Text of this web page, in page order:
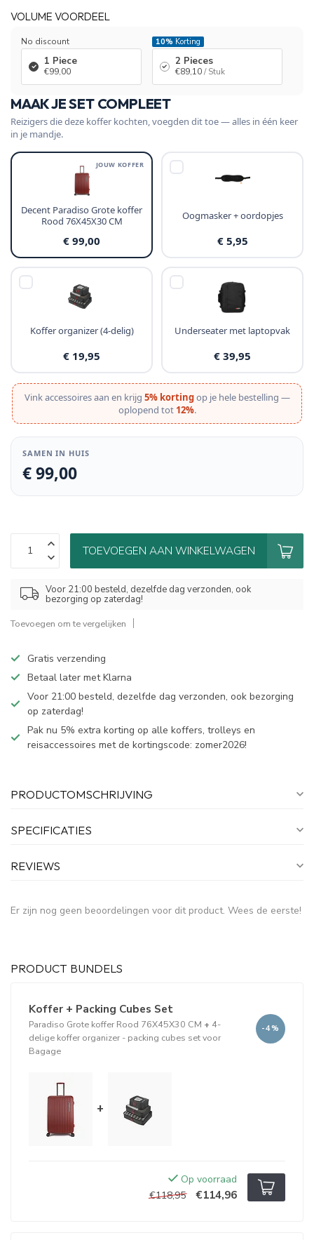
VOLUME VOORDEEL
No discount
1 Piece
€99,00
10% Korting
2 Pieces
€89,10 / Stuk
MAAK JE SET COMPLEET
Reizigers die deze koffer kochten, voegden dit toe — alles in één keer
in je mandje.
JOUW KOFFER
Decent Paradiso Grote koffer
Rood 76X45X30 CM
€ 99,00
Oogmasker + oordopjes
€ 5,95
Koffer organizer (4-delig)
€ 19,95
Underseater met laptopvak
€ 39,95
Vink accessoires aan en krijg 5% kortingop je hele bestelling —
oplopend tot 12%.
SAMEN IN HUIS
€ 99,00
TOEVOEGEN AAN WINKELWAGEN
Voor 21:00 besteld, dezelfde dag verzonden, ook
bezorging op zaterdag!
Toevoegen om te vergelijken
Gratis verzending
Betaal later met Klarna
Voor 21:00 besteld, dezelfde dag verzonden, ook bezorging
op zaterdag!
Pak nu 5% extra korting op alle koffers, trolleys en
reisaccessoires met de kortingscode: zomer2026!
PRODUCTOMSCHRIJVING
SPECIFICATIES
REVIEWS
Er zijn nog geen beoordelingen voor dit product. Wees de eerste!
PRODUCT BUNDELS
Koffer + Packing Cubes Set
Paradiso Grote koffer Rood 76X45X30 CM + 4-
delige koffer organizer - packing cubes set voor
Bagage
-4%
+
Op voorraad
€118,95
€114,96